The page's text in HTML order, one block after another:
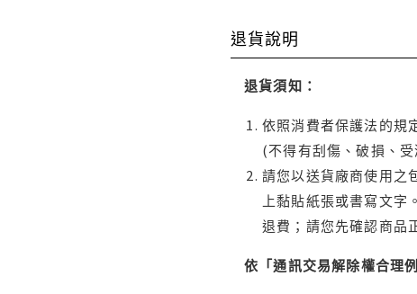
退貨說明
退貨須知：
依照消費者保護法的規
(不得有刮傷、破損、
請您以送貨廠商使用之
上黏貼紙張或書寫文
退費；請您先確認商品
依「通訊交易解除權合理